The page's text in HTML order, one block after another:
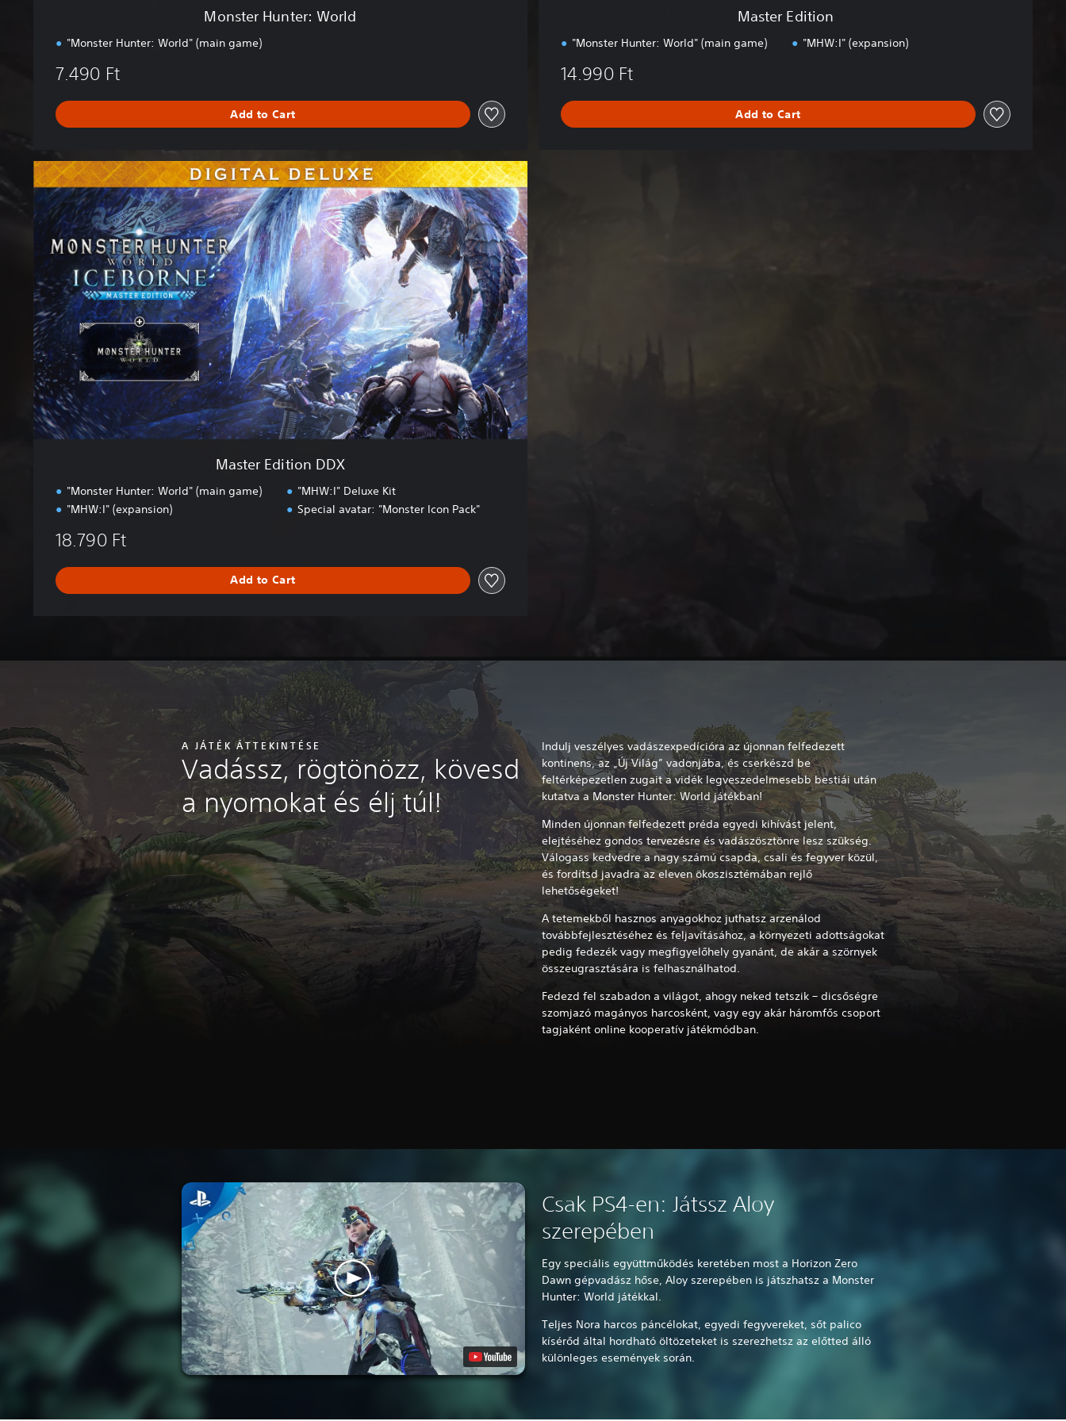
Monster Hunter: World
"Monster Hunter: World" (main game)
7.490 Ft
Add to Cart
Master Edition
"Monster Hunter: World" (main game) "MHW:I" (expansion)
14.990 Ft
Add to Cart
M
a
s
t
d
i
t
i
o
n
D
D
X
Master Edition DDX
"Monster Hunter: World" (main game)
"MHW:I" (expansion)
"MHW:I" Deluxe Kit
Special avatar: "Monster Icon Pack"
18.790 Ft
Add to Cart
A JÁTÉK ÁTTEKINTÉSE
Vadássz, rögtönözz, kövesd
a nyomokat és élj túl!
Indulj veszélyes vadászexpedícióra az újonnan felfedezett
kontinens, az „Új Világ” vadonjába, és cserkészd be
feltérképezetlen zugait a vidék legveszedelmesebb bestiái után
kutatva a Monster Hunter: World játékban!
Minden újonnan felfedezett préda egyedi kihívást jelent,
elejtéséhez gondos tervezésre és vadászösztönre lesz szükség.
Válogass kedvedre a nagy számú csapda, csali és fegyver közül,
és fordítsd javadra az eleven ökoszisztémában rejlő
lehetőségeket!
A tetemekből hasznos anyagokhoz juthatsz arzenálod
továbbfejlesztéséhez és feljavításához, a környezeti adottságokat
pedig fedezék vagy megfigyelőhely gyanánt, de akár a szörnyek
összeugrasztására is felhasználhatod.
Fedezd fel szabadon a világot, ahogy neked tetszik – dicsőségre
szomjazó magányos harcosként, vagy egy akár háromfős csoport
tagjaként online kooperatív játékmódban.
Csak PS4-en: Játssz Aloy
szerepében
Egy speciális együttműködés keretében most a Horizon Zero
Dawn gépvadász hőse, Aloy szerepében is játszhatsz a Monster
Hunter: World játékkal.
Teljes Nora harcos páncélokat, egyedi fegyvereket, sőt palico
kísérőd által hordható öltözeteket is szerezhetsz az előtted álló
különleges események során.